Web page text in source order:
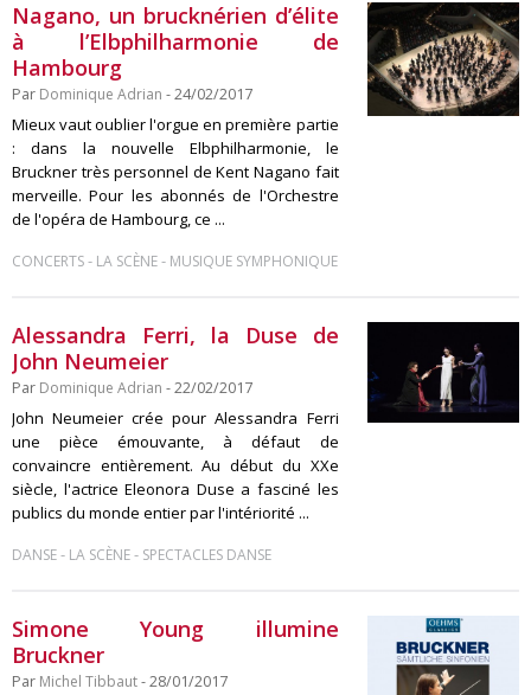
Nagano, un brucknérien d’élite
à l’Elbphilharmonie de
Hambourg
Par Dominique Adrian - 24/02/2017
Mieux vaut oublier l'orgue en première partie
: dans la nouvelle Elbphilharmonie, le
Bruckner très personnel de Kent Nagano fait
merveille. Pour les abonnés de l'Orchestre
de l'opéra de Hambourg, ce ...
CONCERTS- LA SCÈNE- MUSIQUE SYMPHONIQUE
Alessandra Ferri, la Duse de
John Neumeier
Par Dominique Adrian - 22/02/2017
John Neumeier crée pour Alessandra Ferri
une pièce émouvante, à défaut de
convaincre entièrement. Au début du XXe
siècle, l'actrice Eleonora Duse a fasciné les
publics du monde entier par l'intériorité ...
DANSE- LA SCÈNE- SPECTACLES DANSE
Simone Young illumine
Bruckner
Par Michel Tibbaut- 28/01/2017